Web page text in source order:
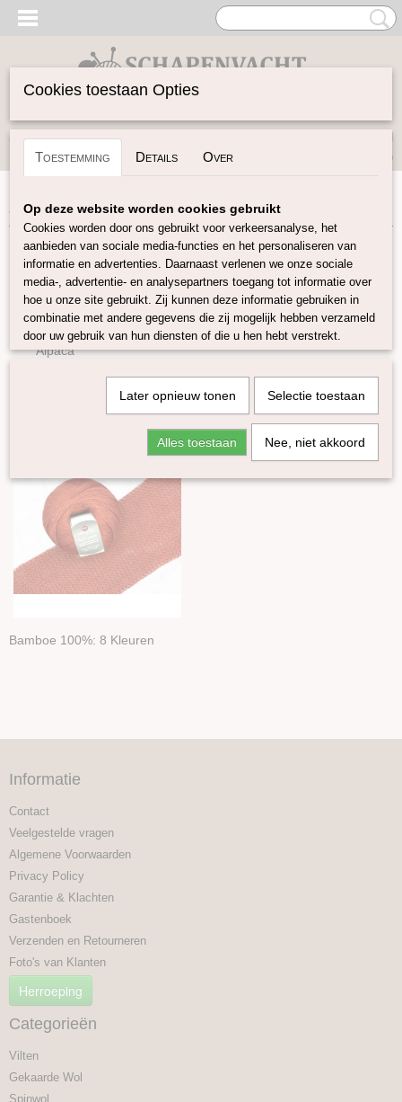
Inloggen Registreren
(0)
Home>Garen>Soort Garen>Bamboe
Garen
Soort Garen
Alpaca
Linnen
Bamboe
Bamboe
Katoen
Seacell
Bamboe 100%: 8 Kleuren
Informatie
Contact
Veelgestelde vragen
Algemene Voorwaarden
Privacy Policy
Garantie & Klachten
Gastenboek
Verzenden en Retourneren
Foto's van Klanten
Herroeping
Categorieën
Vilten
Gekaarde Wol
Spinwol
Cookies toestaan Opties
Toestemming Details Over
Op deze website worden cookies gebruikt
Cookies worden door ons gebruikt voor verkeersanalyse, het
aanbieden van sociale media-functies en het personaliseren van
informatie en advertenties. Daarnaast verlenen we onze sociale
media-, advertentie- en analysepartners toegang tot informatie over
hoe u onze site gebruikt. Zij kunnen deze informatie gebruiken in
combinatie met andere gegevens die zij mogelijk hebben verzameld
door uw gebruik van hun diensten of die u hen hebt verstrekt.
Later opnieuw tonen Selectie toestaan
Alles toestaan Nee, niet akkoord